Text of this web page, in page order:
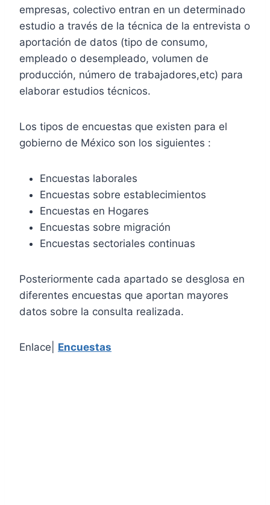
empresas, colectivo entran en un determinado
estudio a través de la técnica de la entrevista o
aportación de datos (tipo de consumo,
empleado o desempleado, volumen de
producción, número de trabajadores,etc) para
elaborar estudios técnicos.
Los tipos de encuestas que existen para el
gobierno de México son los siguientes :
Encuestas laborales
Encuestas sobre establecimientos
Encuestas en Hogares
Encuestas sobre migración
Encuestas sectoriales continuas
Posteriormente cada apartado se desglosa en
diferentes encuestas que aportan mayores
datos sobre la consulta realizada.
Enlace| Encuestas